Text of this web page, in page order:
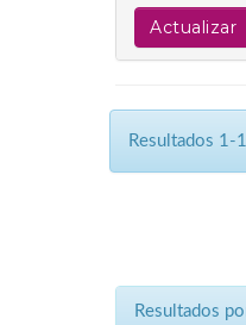
Resultados 1-
Resultados